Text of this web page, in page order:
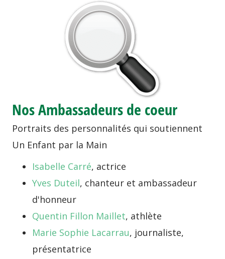
Nos Ambassadeurs de coeur
Portraits des personnalités qui soutiennent
Un Enfant par la Main
Isabelle Carré, actrice
Yves Duteil, chanteur et ambassadeur
d'honneur
Quentin Fillon Maillet, athlète
Marie Sophie Lacarrau, journaliste,
présentatrice